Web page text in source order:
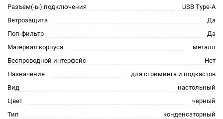
Разъем(-ы) подключения
USB Type-A
Ветрозащита
Да
Поп-фильтр
Да
Материал корпуса
металл
Беспроводной интерфейс
Нет
Назначение
для стриминга и подкастов
Вид
настольный
Цвет
черный
Тип
конденсаторный